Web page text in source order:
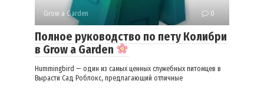
Grow a Garden 0
Полное руководство по пету Колибри
в Grow a Garden
Hummingbird — один из самых ценных служебных питомцев в
Вырасти Сад Роблокс, предлагающий отличные